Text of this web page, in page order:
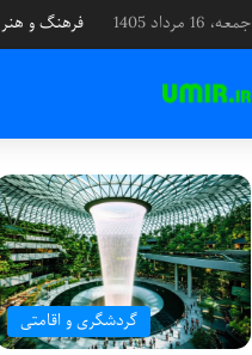
جمعه، 16 مرداد 1405 فرهنگ و هنر
گردشگری و اقامتی